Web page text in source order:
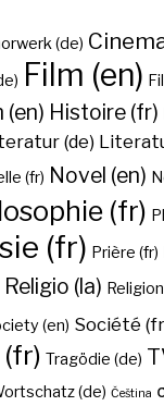
(de)
Film (en)
(en) Histoire (fr)
(de)
(fr) Novel (en)
(fr)
(fr) Prière (fr)
Religio (la)
(en) Société
Tragödie (de)
(de) Čeština